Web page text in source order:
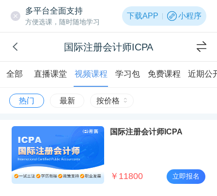
多平台全面支持
方便选课，随时随地学习
下载APP 小程序
国际注册会计师ICPA
全部 直播课堂 视频课程 学习包 免费课程 近期公
热门 最新 按价格
国际注册会计师ICPA
￥ 11800 立即报名